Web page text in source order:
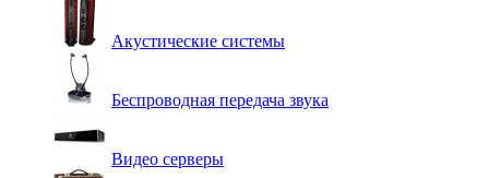
Акустические системы
Беспроводная передача звука
Видео серверы